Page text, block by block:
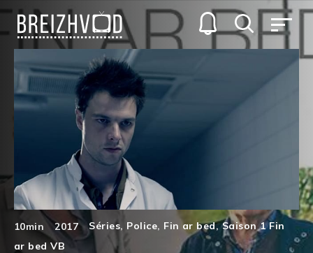
10min 2017 Séries, Police, Fin ar bed,Saison 1 Fin
ar bed VB